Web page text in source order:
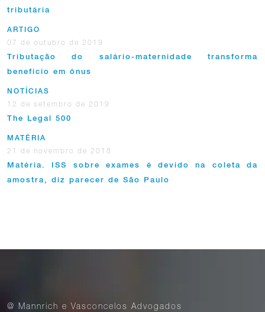
tributária
ARTIGO
07 de outubro de 2019
Tributação do salário-maternidade transforma
benefício em ônus
NOTÍCIAS
12 de setembro de 2019
The Legal 500
MATÉRIA
21 de novembro de 2018
Matéria. ISS sobre exames é devido na coleta da
amostra, diz parecer de São Paulo
@ Mannrich e Vasconcelos Advogados